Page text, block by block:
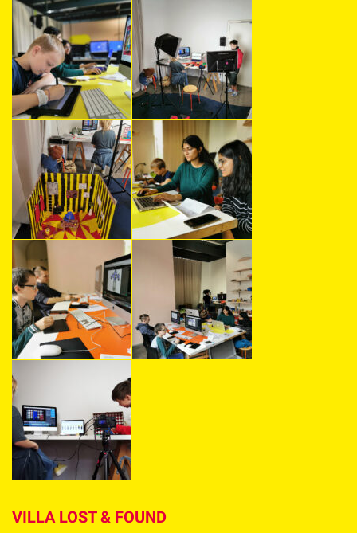
VILLA LOST & FOUND